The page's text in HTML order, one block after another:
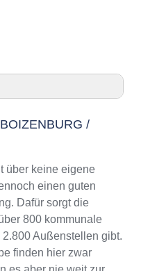
/ Elbe
Angebote zu
Erwachsenenbildung
/
über keine eigene
einen guten
Dafür sorgt die
800 kommunale
Außenstellen gibt.
finden hier zwar